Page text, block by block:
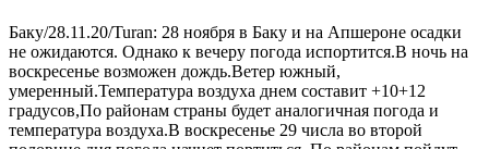
Баку/28.11.20/Turan: 28 ноября в Баку и на Апшероне осадки
не ожидаются. Однако к вечеру погода испортится.В ночь на
воскресенье возможен дождь.Ветер южный,
умеренный.Температура воздуха днем составит +10+12
градусов,По районам страны будет аналогичная погода и
температура воздуха.В воскресенье 29 числа во второй